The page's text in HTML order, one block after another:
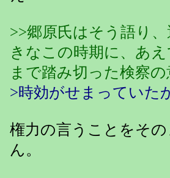
>>郷原氏はそう語り
きなこの時期に、あ
まで踏み切った検察
>時効がせまっていた
権力の言うことをそ
ん。